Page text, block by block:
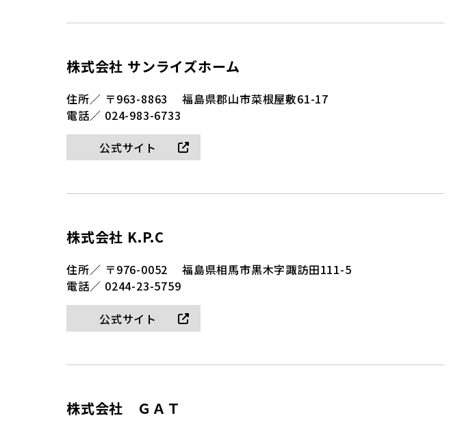
株式会社 サンライズホーム
住所／ 〒963-8863
福島県郡山市菜根屋敷61-17
電話／ 024-983-6733
公式サイト
株式会社 K.P.C
住所／ 〒976-0052
福島県相馬市黒木字諏訪田111-5
電話／ 0244-23-5759
公式サイト
株式会社 ＧＡＴ